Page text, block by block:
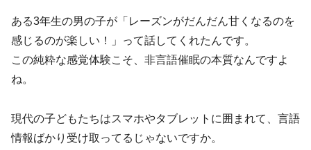
ある3年生の男の子が「レーズンがだんだん甘くなるのを
感じるのが楽しい！」って話してくれたんです。
この純粋な感覚体験こそ、非言語催眠の本質なんですよ
ね。
現代の子どもたちはスマホやタブレットに囲まれて、言語
情報ばかり受け取ってるじゃないですか。